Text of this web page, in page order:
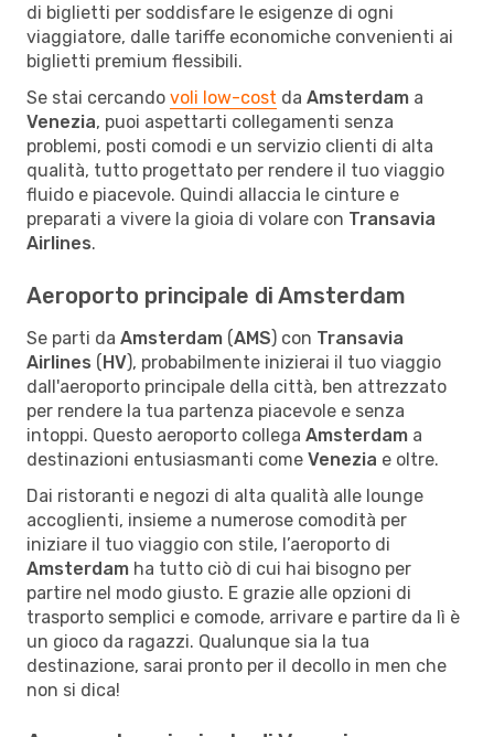
di biglietti per soddisfare le esigenze di ogni
viaggiatore, dalle tariffe economiche convenienti ai
biglietti premium flessibili.
Se stai cercando voli low-cost da Amsterdam a
Venezia, puoi aspettarti collegamenti senza
problemi, posti comodi e un servizio clienti di alta
qualità, tutto progettato per rendere il tuo viaggio
fluido e piacevole. Quindi allaccia le cinture e
preparati a vivere la gioia di volare con Transavia
Airlines.
Aeroporto principale di Amsterdam
Se parti da Amsterdam (AMS) con Transavia
Airlines (HV), probabilmente inizierai il tuo viaggio
dall'aeroporto principale della città, ben attrezzato
per rendere la tua partenza piacevole e senza
intoppi. Questo aeroporto collega Amsterdam a
destinazioni entusiasmanti come Venezia e oltre.
Dai ristoranti e negozi di alta qualità alle lounge
accoglienti, insieme a numerose comodità per
iniziare il tuo viaggio con stile, l’aeroporto di
Amsterdam ha tutto ciò di cui hai bisogno per
partire nel modo giusto. E grazie alle opzioni di
trasporto semplici e comode, arrivare e partire da lì è
un gioco da ragazzi. Qualunque sia la tua
destinazione, sarai pronto per il decollo in men che
non si dica!